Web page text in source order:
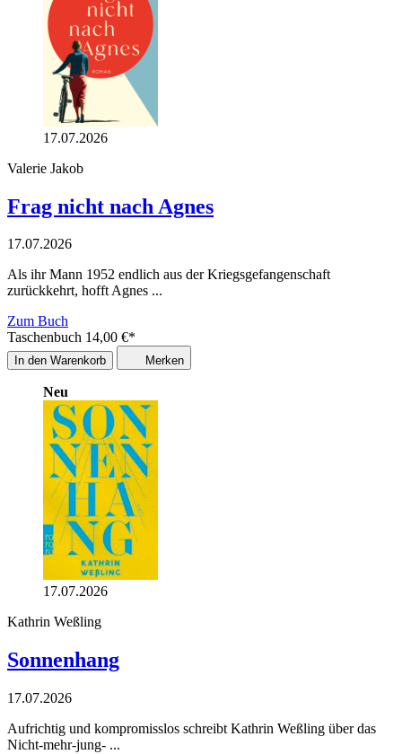
17.07.2026
Valerie Jakob
Frag nicht nach Agnes
17.07.2026
Als ihr Mann 1952 endlich aus der Kriegsgefangenschaft
zurückkehrt, hofft Agnes ...
Zum Buch
Taschenbuch 14,00 €*
In den Warenkorb Merken
Neu
17.07.2026
Kathrin Weßling
Sonnenhang
17.07.2026
Aufrichtig und kompromisslos schreibt Kathrin Weßling über das
Nicht-mehr-jung- ...